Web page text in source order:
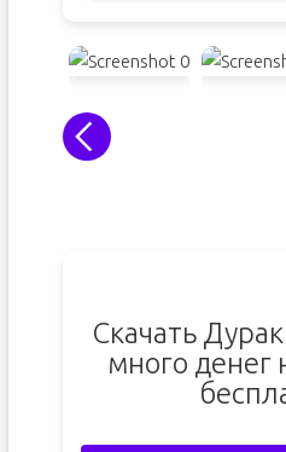
Скачать
много денег